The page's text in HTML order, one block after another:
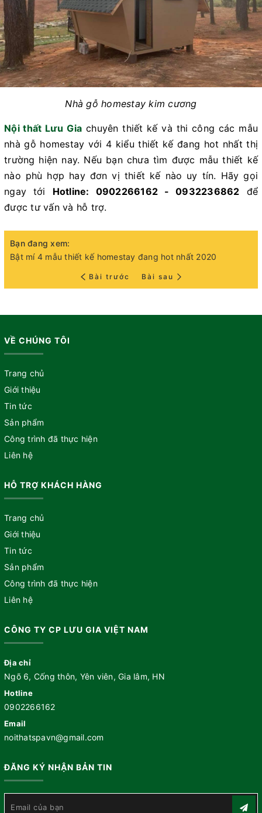
Nhà gỗ homestay kim cương
Nội thất Lưu Gia chuyên thiết kế và thi công các mẫu
nhà gỗ homestay với 4 kiểu thiết kế đang hot nhất thị
trường hiện nay. Nếu bạn chưa tìm được mẫu thiết kế
nào phù hợp hay đơn vị thiết kế nào uy tín. Hãy gọi
ngay tới Hotline: 0902266162 - 0932236862 để
được tư vấn và hỗ trợ.
Bạn đang xem:
Bật mí 4 mẫu thiết kế homestay đang hot nhất 2020
Bài trước Bài sau
VỀ CHÚNG TÔI
Trang chủ
Giới thiệu
Tin tức
Sản phẩm
Công trình đã thực hiện
Liên hệ
HỖ TRỢ KHÁCH HÀNG
Trang chủ
Giới thiệu
Tin tức
Sản phẩm
Công trình đã thực hiện
Liên hệ
CÔNG TY CP LƯU GIA VIỆT NAM
Địa chỉ
Ngõ 6, Cống thôn, Yên viên, Gia lâm, HN
Hotline
0902266162
Email
noithatspavn@gmail.com
ĐĂNG KÝ NHẬN BẢN TIN